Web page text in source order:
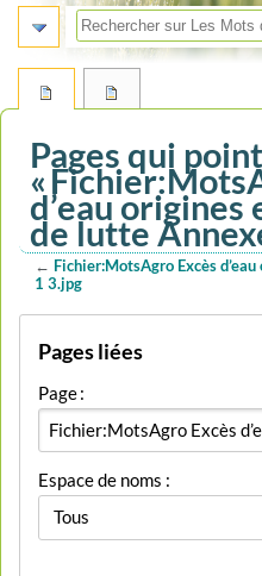
Pages qui
«
d’eau origines
de lutte
← Fichier:MotsAgro Excès
1 3.jpg
navigation
recherche
Pages liées
Page :
Espace de noms :
Tous